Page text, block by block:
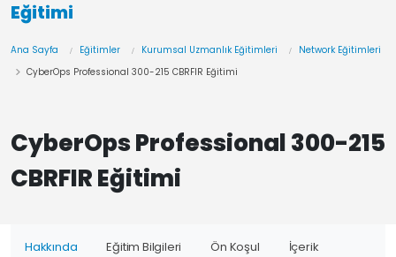
Eğitimi
Ana Sayfa Eğitimler Kurumsal Uzmanlık Eğitimleri
Network Eğitimleri
CyberOps Professional 300-215 CBRFIR Eğitimi
CyberOps Professional 300-215
CBRFIR Eğitimi
Hakkında Eğitim Bilgileri Ön Koşul İçerik